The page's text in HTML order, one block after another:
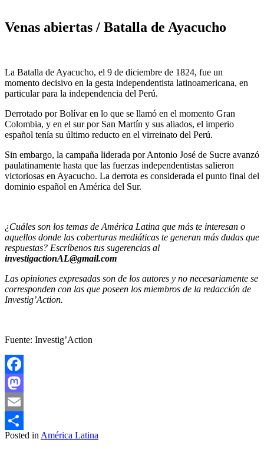
Venas abiertas / Batalla de Ayacucho
La Batalla de Ayacucho, el 9 de diciembre de 1824, fue un
momento decisivo en la gesta independentista latinoamericana, en
particular para la independencia del Perú.
Derrotado por Bolívar en lo que se llamó en el momento Gran
Colombia, y en el sur por San Martín y sus aliados, el imperio
español tenía su último reducto en el virreinato del Perú.
Sin embargo, la campaña liderada por Antonio José de Sucre avanzó
paulatinamente hasta que las fuerzas independentistas salieron
victoriosas en Ayacucho. La derrota es considerada el punto final del
dominio español en América del Sur.
¿Cuáles son los temas de América Latina que más te interesan o
aquellos donde las coberturas mediáticas te generan más dudas que
respuestas? Escríbenos tus sugerencias al
investigactionAL@gmail.com
Las opiniones expresadas son de los autores y no necesariamente se
corresponden con las que poseen los miembros de la redacción de
Investig’Action.
Fuente: Investig’Action
Facebook
Mastodon
Email
Compartir
Posted in América Latina